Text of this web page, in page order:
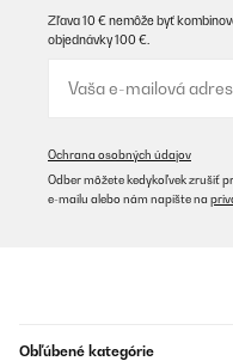
Zľava 10 € nemôže byť
objednávky 100 €.
Ochrana osobných údajov
Odber môžete kedykoľvek zrušiť
e-mailu alebo nám napíšte na
Obľúbené kategórie